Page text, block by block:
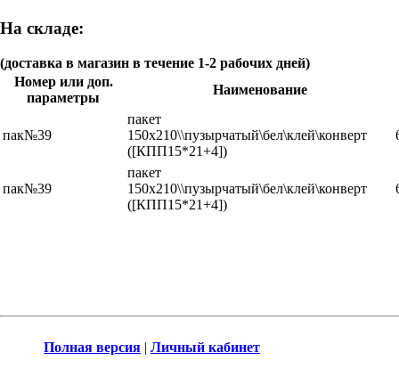
На складе:
(доставка в магазин в течение 1-2 рабочих дней)
Номер или доп.
параметры
Наименование
пак№39
пакет
150x210\\пузырчатый\бел\клей\конверт
([КПП15*21+4])
пак№39
пакет
150x210\\пузырчатый\бел\клей\конверт
([КПП15*21+4])
Полная версия | Личный кабинет